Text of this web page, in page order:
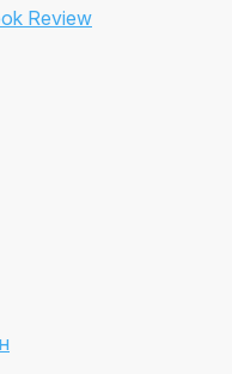
Review